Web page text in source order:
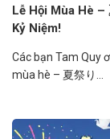
Lễ Hội Mùa Hè –
Kỷ Niệm!
Các bạn Tam Quy
mùa hè – 夏祭り...